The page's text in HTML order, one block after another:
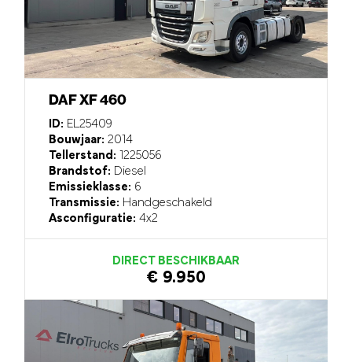
DAF XF 460
ID: EL25409
Bouwjaar: 2014
Tellerstand: 1225056
Brandstof: Diesel
Emissieklasse: 6
Transmissie: Handgeschakeld
Asconfiguratie: 4x2
DIRECT BESCHIKBAAR
€ 9.950